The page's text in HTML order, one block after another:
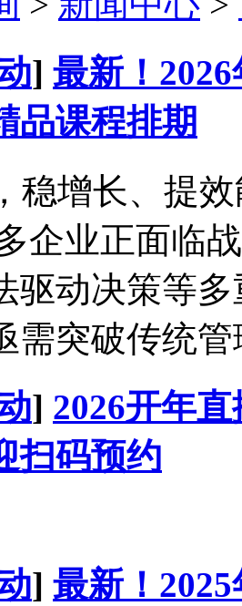
] 最新！
品课程排期
稳增长、提
企业正面临
驱动决策等
需突破传统管
] 2026开年
扫码预约
] 最新！